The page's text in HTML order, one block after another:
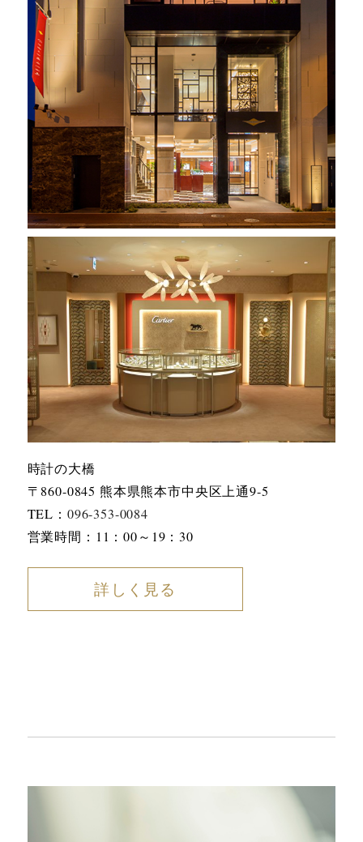
時計の大橋
〒860-0845 熊本県熊本市中央区上通9-5
TEL： 096-353-0084
営業時間：11：00～19：30
詳しく見る